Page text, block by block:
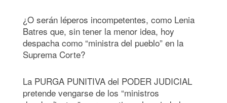
¿O serán léperos incompetentes, como Lenia
Batres que, sin tener la menor idea, hoy
despacha como “ministra del pueblo” en la
Suprema Corte?
La PURGA PUNITIVA del PODER JUDICIAL
pretende vengarse de los “ministros